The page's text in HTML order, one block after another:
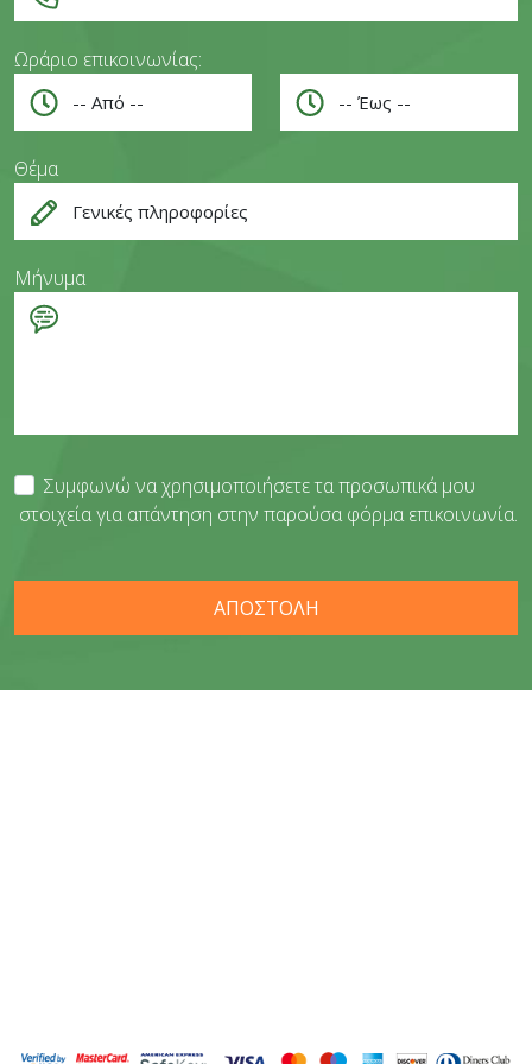
Ωράριο επικοινωνίας:
Θέμα
Μήνυμα
Συμφωνώ να χρησιμοποιήσετε τα προσωπικά μου
στοιχεία για απάντηση στην παρούσα φόρμα επικοινωνία.
ΑΠΟΣΤΟΛΗ